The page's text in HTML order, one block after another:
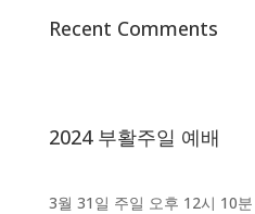
Recent Comments
2024 부활주일 예배
3월 31일 주일 오후 12시 10